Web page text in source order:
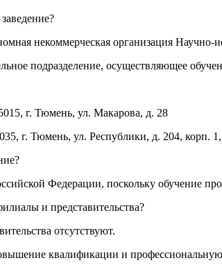
некоммерческая организация
подразделение, осуществляющее
г. Тюмень, ул. Макарова, д. 28
г. Тюмень, ул. Республики, д. 204, корп.
Федерации, поскольку обучение
и представительства?
отсутствуют.
квалификации и профессиональную